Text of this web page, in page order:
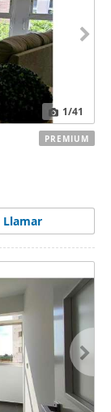
1/41
Llamar
PREMIUM